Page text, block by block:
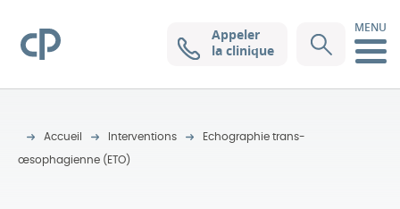
Clinique Pasteur
Appeler
la clinique
MENU
Accueil Interventions Echographie trans-
œsophagienne (ETO)